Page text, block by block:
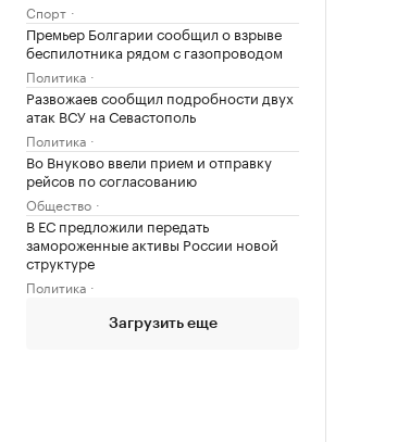
Спорт
Премьер Болгарии сообщил о взрыве
беспилотника рядом с газопроводом
Политика
Развожаев сообщил подробности двух
атак ВСУ на Севастополь
Политика
Во Внуково ввели прием и отправку
рейсов по согласованию
Общество
В ЕС предложили передать
замороженные активы России новой
структуре
Политика
Загрузить еще